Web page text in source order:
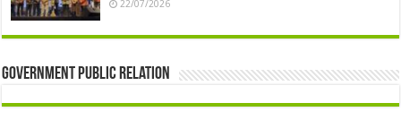
22/07/2026
Government Public Relation